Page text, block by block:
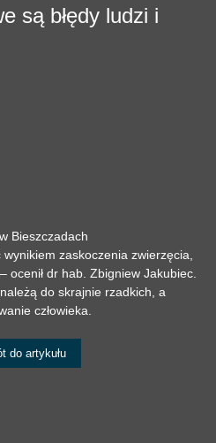
są błędy ludzi i
Bieszczadach
zaskoczenia zwierzęcia,
ocenił dr hab. Zbigniew Jakubiec.
do skrajnie rzadkich, a
człowieka.
do artykułu